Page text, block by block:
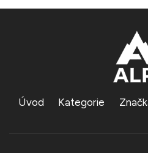
Úvod Kategorie